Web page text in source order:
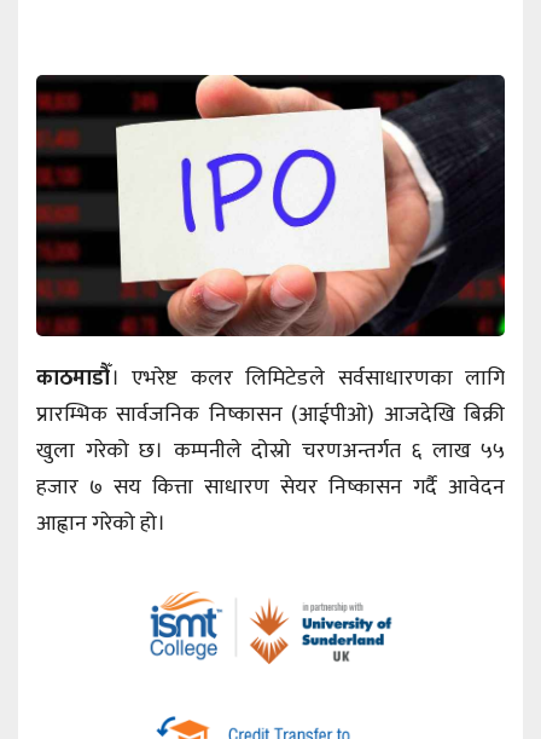
काठमाडौँ। एभरेष्ट कलर लिमिटेडले सर्वसाधारणका लागि
प्रारम्भिक सार्वजनिक निष्कासन (आईपीओ) आजदेखि बिक्री
खुला गरेको छ। कम्पनीले दोस्रो चरणअन्तर्गत ६ लाख ५५
हजार ७ सय कित्ता साधारण सेयर निष्कासन गर्दै आवेदन
आह्वान गरेको हो।